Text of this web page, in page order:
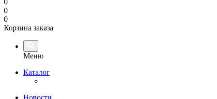
0
0
0
Корзина заказа
Меню
Каталог
Новости